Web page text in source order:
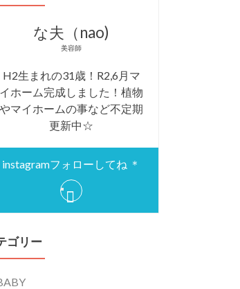
な夫（nao)
美容師
H2生まれの31歳！R2,6月マ
イホーム完成しました！植物
やマイホームの事など不定期
更新中☆
instagramフォローしてね ＊
ゴリー